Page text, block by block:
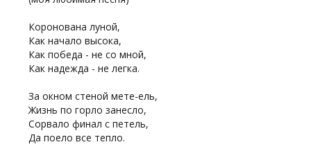
Коронована луной,
Как начало высока,
Как победа - не со мной,
Как надежда - не легка.
За окном стеной мете-ель,
Жизнь по горло занесло,
Сорвало финал с петель,
Да поело все тепло.